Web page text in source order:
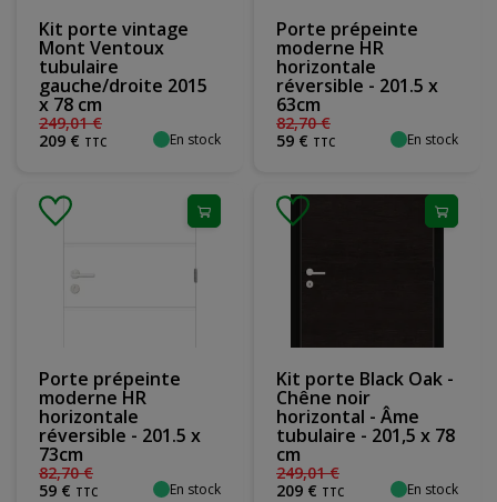
Kit porte vintage
Mont Ventoux
tubulaire
gauche/droite 2015
x 78 cm
249,01€
209 € TTC En stock
Porte prépeinte
moderne HR
horizontale
réversible - 201.5 x
63cm
82,70€
59 € TTC En stock
Porte prépeinte
moderne HR
horizontale
réversible - 201.5 x
73cm
82,70€
59 € TTC En stock
Kit porte Black Oak -
Chêne noir
horizontal - Âme
tubulaire - 201,5 x 78
cm
249,01€
209 € TTC En stock